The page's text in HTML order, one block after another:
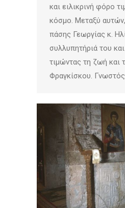
και ειλικρινή φόρο
κόσμο. Μεταξύ
πάσης Γεωργίας κ.
συλλυπητήριά του
τιμώντας τη ζωή και
Φραγκίσκου. Γνωστός